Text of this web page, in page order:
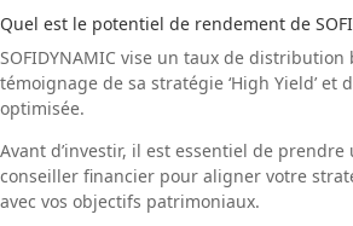
Quel est le potentiel de rendement de
SOFIDYNAMIC vise un taux de
témoignage de sa stratégie ‘High Yield’ et
optimisée.
Avant d’investir, il est essentiel de prendre
conseiller financier pour aligner votre
avec vos objectifs patrimoniaux.